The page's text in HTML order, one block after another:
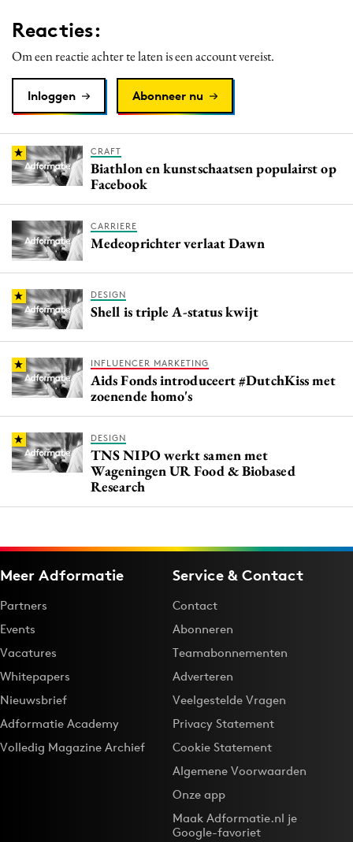
Reacties:
Om een reactie achter te laten is een account vereist.
Inloggen Abonneer nu
CRAFT
Biathlon en kunstschaatsen populairst op
Facebook
CARRIERE
Medeoprichter verlaat Dawn
DESIGN
Shell is triple A-status kwijt
INFLUENCER MARKETING
Aids Fonds introduceert #DutchKiss met
zoenende homo's
DESIGN
TNS NIPO werkt samen met
Wageningen UR Food & Biobased
Research
Meer Adformatie
Partners
Events
Vacatures
Whitepapers
Nieuwsbrief
Adformatie Academy
Volledig Magazine Archief
Service & Contact
Contact
Abonneren
Teamabonnementen
Adverteren
Veelgestelde Vragen
Privacy Statement
Cookie Statement
Algemene Voorwaarden
Onze app
Maak Adformatie.nl je
Google-favoriet